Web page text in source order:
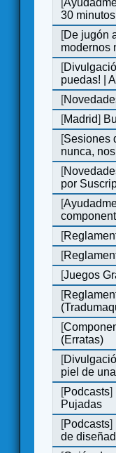
[
30
[De jugón
modernos
[
puedas! |
[
[Madrid]
[Sesiones
nunca,
[
por
[
[
[
[Juegos
[
[
(Erratas)
[
piel de
[Podcasts]
Pujadas
[Podcasts]
de